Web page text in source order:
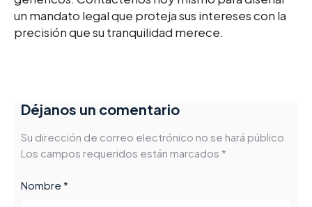
un mandato legal que proteja sus intereses con la
precisión que su tranquilidad merece.
Déjanos un comentario
Su dirección de correo electrónico no se hará público.
Los campos requeridos están marcados *
Nombre *